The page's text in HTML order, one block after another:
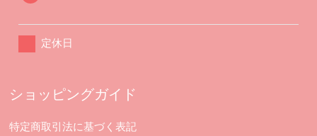
定休日
ショッピングガイド
特定商取引法に基づく表記